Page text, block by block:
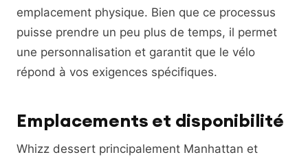
emplacement physique. Bien que ce processus
puisse prendre un peu plus de temps, il permet
une personnalisation et garantit que le vélo
répond à vos exigences spécifiques.
Emplacements et disponibilité
Whizz dessert principalement Manhattan et